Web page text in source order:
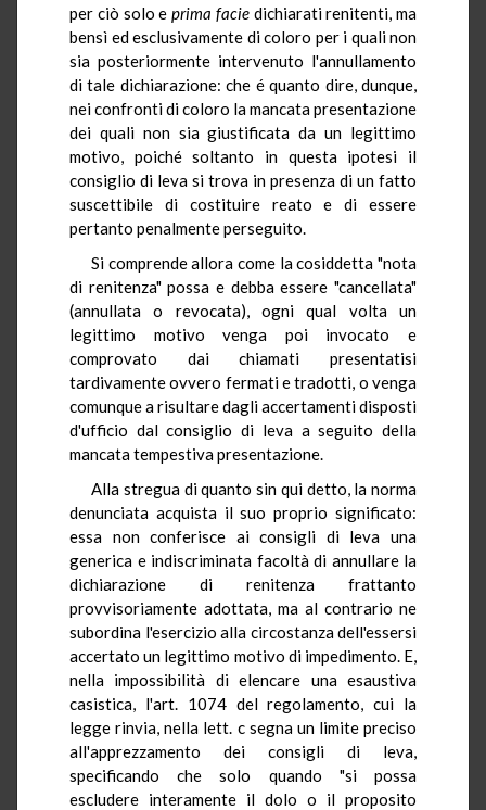
per ciò solo e prima faciedichiarati renitenti, ma
bensì ed esclusivamente di coloro per i quali non
sia posteriormente intervenuto l'annullamento
di tale dichiarazione: che é quanto dire, dunque,
nei confronti di coloro la mancata presentazione
dei quali non sia giustificata da un legittimo
motivo, poiché soltanto in questa ipotesi il
consiglio di leva si trova in presenza di un fatto
suscettibile di costituire reato e di essere
pertanto penalmente perseguito.
Si comprende allora come la cosiddetta "nota
di renitenza" possa e debba essere "cancellata"
(annullata o revocata), ogni qual volta un
legittimo motivo venga poi invocato e
comprovato dai chiamati presentatisi
tardivamente ovvero fermati e tradotti, o venga
comunque a risultare dagli accertamenti disposti
d'ufficio dal consiglio di leva a seguito della
mancata tempestiva presentazione.
Alla stregua di quanto sin qui detto, la norma
denunciata acquista il suo proprio significato:
essa non conferisce ai consigli di leva una
generica e indiscriminata facoltà di annullare la
dichiarazione di renitenza frattanto
provvisoriamente adottata, ma al contrario ne
subordina l'esercizio alla circostanza dell'essersi
accertato un legittimo motivo di impedimento. E,
nella impossibilità di elencare una esaustiva
casistica, l'art. 1074 del regolamento, cui la
legge rinvia, nella lett. c segna un limite preciso
all'apprezzamento dei consigli di leva,
specificando che solo quando "si possa
escludere interamente il dolo o il proposito